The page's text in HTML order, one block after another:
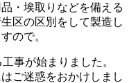
・埃取りなどを備える
区の区別をして製造し
ので。
事が始まりました。
ご迷惑をおかけしまし